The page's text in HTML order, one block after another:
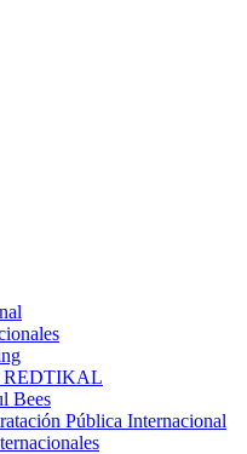
REDTIKAL
Bees
Pública Internacional